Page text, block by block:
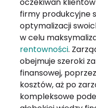
oczekiwań
firmy produkcyjne
optymalizacji
w celu
rentowności.
obejmuje szeroki
finansowej,
kosztów, aż po
kompleksowe